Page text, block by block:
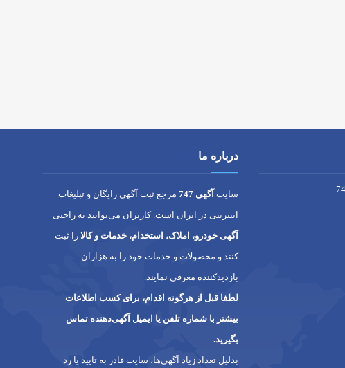
درباره ما
سایت آگهی 747
مرجع ثبت آگهی رایگان و تبلیغات
اینترنتی در ایران است. کاربران می‌توانند به راحتی
آگهی خودرو، املاک، استخدام، خدمات و کالا را ثبت
کنند و محصولات و خدمات خود را به هزاران
بازدیدکننده معرفی نمایند.
لطفا قبل از هرگونه اقدام، برای کسب اطلاعات
بیشتر با شماره تلفن یا ایمیل آگهی‌دهنده تماس
بگیرید.
بدلیل تعداد زیاد آگهی‌ها، سایت قادر به تایید یا رد